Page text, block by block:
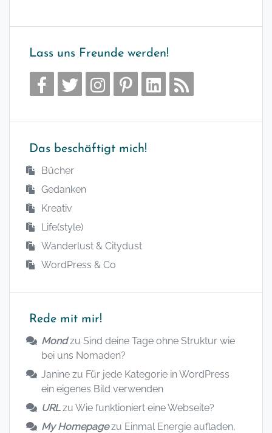
Lass uns Freunde werden!
Das beschäftigt mich!
Bücher
Gedanken
Kreativ
Life(style)
Wanderlust & Citydust
WordPress & Co
Rede mit mir!
Mondzu Sind deine Tage ohne Struktur wie
bei uns Nomaden?
Janine zu Für jede Kategorie in WordPress
ein eigenes Bild verwenden
URLzu Wie funktioniert eine Webseite?
My Homepagezu Einmal Energie aufladen,